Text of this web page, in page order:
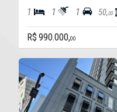
1 1 1 50,00
R$ 990.000,00